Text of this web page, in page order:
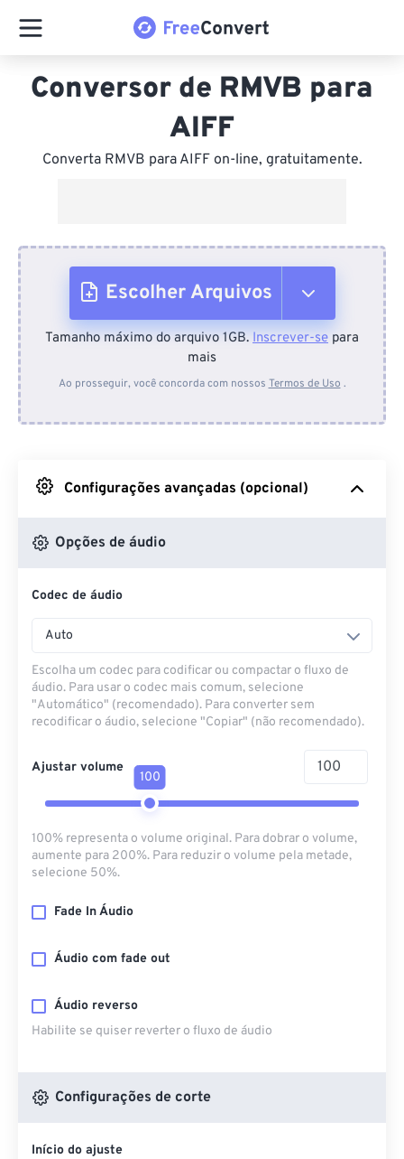
Conversor de RMVB para
AIFF
Converta RMVB para AIFF on-line, gratuitamente.
Escolher Arquivos
Do dispositivo
Do Google Drive
Do OneDrive
Tamanho máximo do arquivo 1GB. Inscrever-se para
mais
Ao prosseguir, você concorda com nossos Termos de Uso .
Configurações avançadas (opcional)
Opções de áudio
Codec de áudio
Auto
Escolha um codec para codificar ou compactar o fluxo de
áudio. Para usar o codec mais comum, selecione
"Automático" (recomendado). Para converter sem
recodificar o áudio, selecione "Copiar" (não recomendado).
Ajustar volume
100
100% representa o volume original. Para dobrar o volume,
aumente para 200%. Para reduzir o volume pela metade,
selecione 50%.
Fade In Áudio
Áudio com fade out
Áudio reverso
Habilite se quiser reverter o fluxo de áudio
Configurações de corte
Início do ajuste